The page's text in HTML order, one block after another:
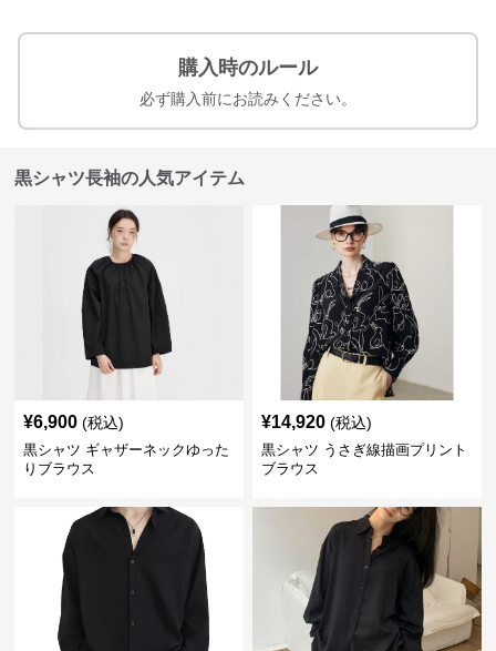
購入時のルール
必ず購入前にお読みください。
黒シャツ長袖の人気アイテム
¥6,900 (税込)
黒シャツ ギャザーネックゆった
りブラウス
¥14,920 (税込)
黒シャツ うさぎ線描画プリント
ブラウス